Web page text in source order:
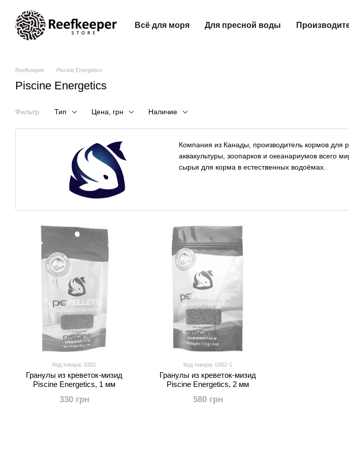
Всё для моря Для пресной воды
Reefkeeper Piscine Energetics
Piscine Energetics
Фильтр Тип Цена, грн Наличие
Компания из Канады, производитель кормов для
аквакультуры, зоопарков и океанариумов всего
сырья для корма в естественных водоёмах.
Код товара: 0302
Гранулы из креветок-мизид
Piscine Energetics, 1 мм
330 грн
Код товара: 0302-1
Гранулы из креветок-мизид
Piscine Energetics, 2 мм
580 грн